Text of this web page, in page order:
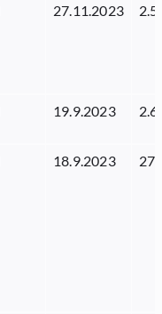
27.11.2023
19.9.2023
18.9.2023